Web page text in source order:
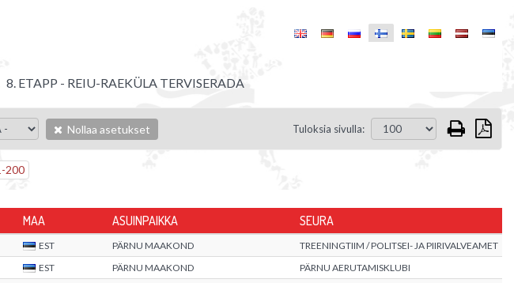
8. ETAPP - REIU-RAEKÜLA TERVISERADA
Nollaa asetukset Tuloksia sivulla:
-200
MAA ASUINPAIKKA SEURA
EST PÄRNU MAAKOND
TREENINGTIIM / POLITSEI- JA PIIRIVALVEAMET
EST PÄRNU MAAKOND
PÄRNU AERUTAMISKLUBI